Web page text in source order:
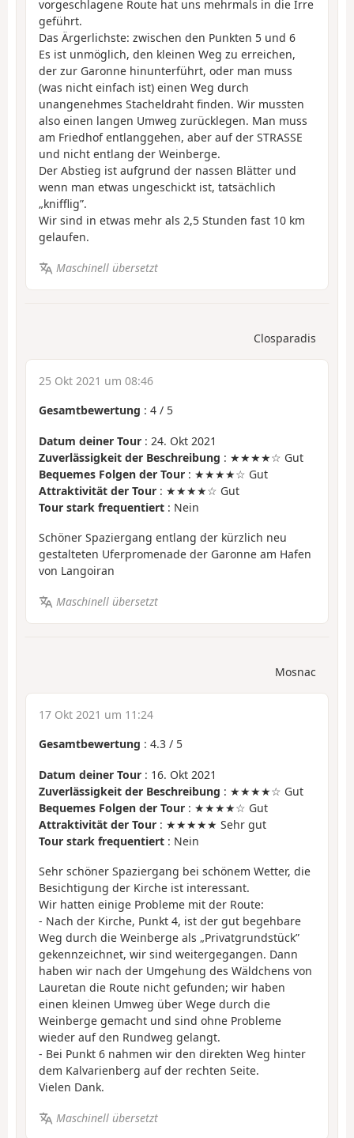
vorgeschlagene Route hat uns mehrmals in die Irre
geführt.
Das Ärgerlichste: zwischen den Punkten 5 und 6
Es ist unmöglich, den kleinen Weg zu erreichen,
der zur Garonne hinunterführt, oder man muss
(was nicht einfach ist) einen Weg durch
unangenehmes Stacheldraht finden. Wir mussten
also einen langen Umweg zurücklegen. Man muss
am Friedhof entlanggehen, aber auf der STRASSE
und nicht entlang der Weinberge.
Der Abstieg ist aufgrund der nassen Blätter und
wenn man etwas ungeschickt ist, tatsächlich
„knifflig”.
Wir sind in etwas mehr als 2,5 Stunden fast 10 km
gelaufen.
Maschinell übersetzt
Closparadis
25 Okt 2021 um 08:46
Gesamtbewertung : 4 / 5
Datum deiner Tour : 24. Okt 2021
Zuverlässigkeit der Beschreibung : ★★★★☆ Gut
Bequemes Folgen der Tour : ★★★★☆ Gut
Attraktivität der Tour : ★★★★☆ Gut
Tour stark frequentiert : Nein
Schöner Spaziergang entlang der kürzlich neu
gestalteten Uferpromenade der Garonne am Hafen
von Langoiran
Maschinell übersetzt
Mosnac
17 Okt 2021 um 11:24
Gesamtbewertung : 4.3 / 5
Datum deiner Tour : 16. Okt 2021
Zuverlässigkeit der Beschreibung : ★★★★☆ Gut
Bequemes Folgen der Tour : ★★★★☆ Gut
Attraktivität der Tour : ★★★★★ Sehr gut
Tour stark frequentiert : Nein
Sehr schöner Spaziergang bei schönem Wetter, die
Besichtigung der Kirche ist interessant.
Wir hatten einige Probleme mit der Route:
- Nach der Kirche, Punkt 4, ist der gut begehbare
Weg durch die Weinberge als „Privatgrundstück”
gekennzeichnet, wir sind weitergegangen. Dann
haben wir nach der Umgehung des Wäldchens von
Lauretan die Route nicht gefunden; wir haben
einen kleinen Umweg über Wege durch die
Weinberge gemacht und sind ohne Probleme
wieder auf den Rundweg gelangt.
- Bei Punkt 6 nahmen wir den direkten Weg hinter
dem Kalvarienberg auf der rechten Seite.
Vielen Dank.
Maschinell übersetzt